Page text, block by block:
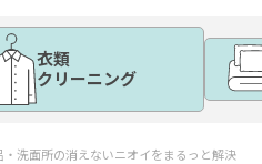
衣類
クリーニング
洗面所の消えないニオイをまるっと解決